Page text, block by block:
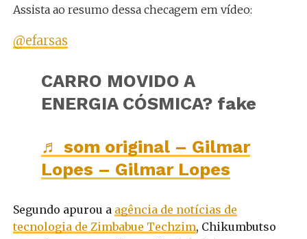
Assista ao resumo dessa checagem em vídeo:
@efarsas
CARRO MOVIDO A
ENERGIA CÓSMICA? fake
♬ som original – Gilmar
Lopes – Gilmar Lopes
Segundo apurou a agência de notícias de
tecnologia de Zimbabue Techzim, Chikumbutso